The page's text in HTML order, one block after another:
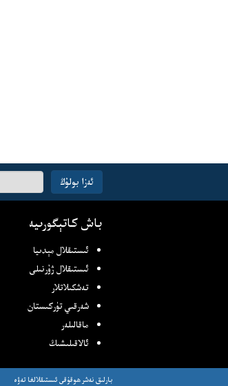
ئەزا بولۇڭ
باش كاتېگورىيە
ئىستىقلال مېدىيا
ئىستىقلال ژۇرنىلى
تەشكىلاتلار
شەرقىي تۈركىستان
ماقالىلەر
ئالاقىلىشىڭ
بارلىق نەشر ھوقۇقى ئىستىقلالغا تەۋە